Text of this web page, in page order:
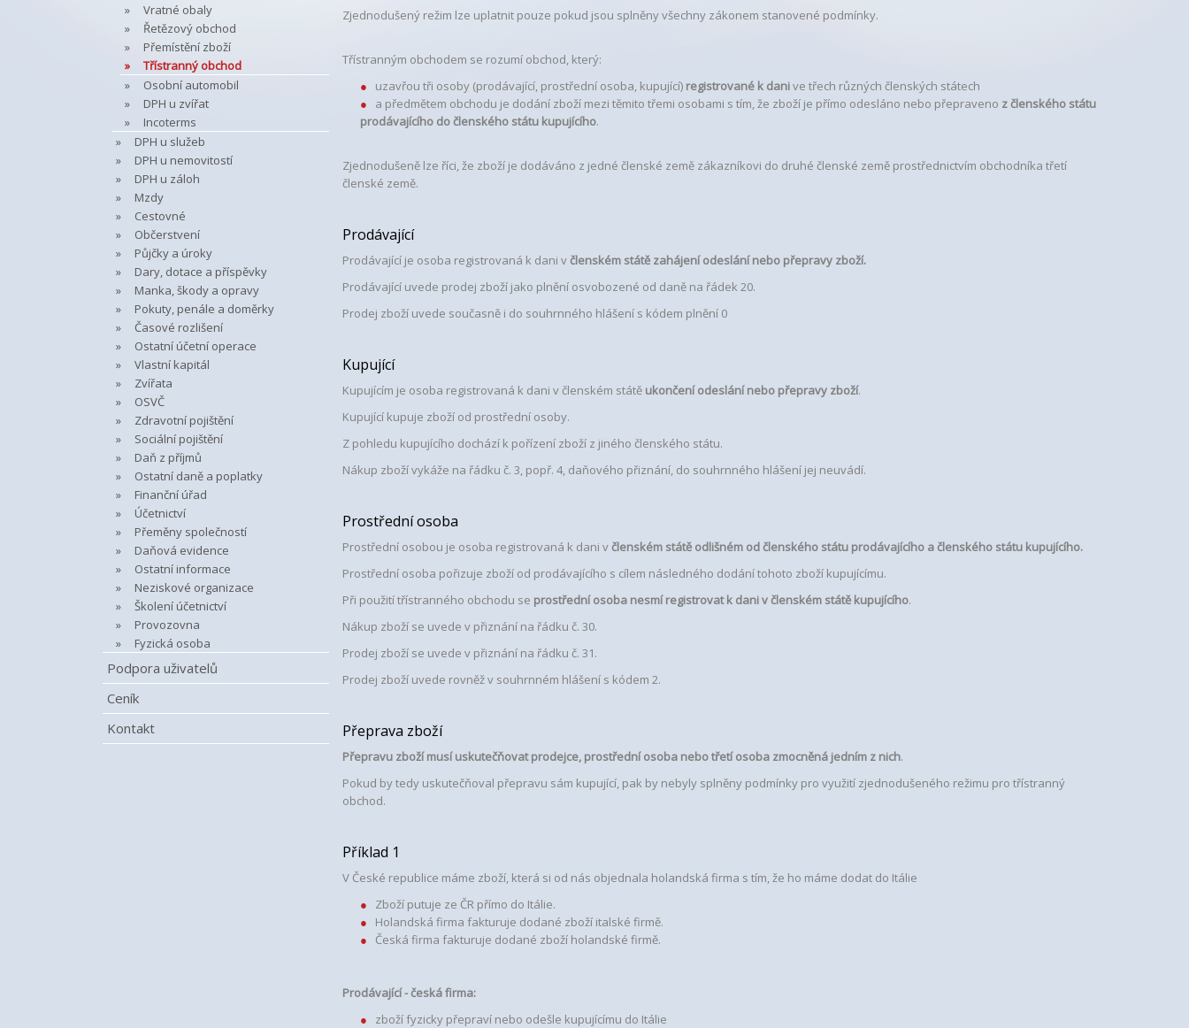
Vratné obaly
Řetězový obchod
Přemístění zboží
Třístranný obchod
Osobní automobil
DPH u zvířat
Incoterms
DPH u služeb
DPH u nemovitostí
DPH u záloh
Mzdy
Cestovné
Občerstvení
Půjčky a úroky
Dary, dotace a příspěvky
Manka, škody a opravy
Pokuty, penále a doměrky
Časové rozlišení
Ostatní účetní operace
Vlastní kapitál
Zvířata
OSVČ
Zdravotní pojištění
Sociální pojištění
Daň z příjmů
Ostatní daně a poplatky
Finanční úřad
Účetnictví
Přeměny společností
Daňová evidence
Ostatní informace
Neziskové organizace
Školení účetnictví
Provozovna
Fyzická osoba
Podpora uživatelů
Ceník
Kontakt
Zjednodušený režim lze uplatnit pouze pokud jsou splněny všechny zákonem stanovené podmínky.
Třístranným obchodem se rozumí obchod, který:
uzavřou tři osoby (prodávající, prostřední osoba, kupující) registrované k danive třech různých členských státech
a předmětem obchodu je dodání zboží mezi těmito třemi osobami s tím, že zboží je přímo odesláno nebo přepraveno z členského státu
prodávajícího do členského státu kupujícího.
Zjednodušeně lze říci, že zboží je dodáváno z jedné členské země zákazníkovi do druhé členské země prostřednictvím obchodníka třetí
členské země.
Prodávající
Prodávající je osoba registrovaná k dani včlenském státě zahájení odeslání nebo přepravy zboží.
Prodávající uvede prodej zboží jako plnění osvobozené od daně na řádek 20.
Prodej zboží uvede současně i do souhrnného hlášení s kódem plnění 0
Kupující
Kupujícím je osoba registrovaná k dani v členském státě ukončení odeslání nebo přepravy zboží.
Kupující kupuje zboží od prostřední osoby.
Z pohledu kupujícího dochází k pořízení zboží z jiného členského státu.
Nákup zboží vykáže na řádku č. 3, popř. 4, daňového přiznání, do souhrnného hlášení jej neuvádí.
Prostřední osoba
Prostřední osobou je osoba registrovaná k dani včlenském státě odlišném od členského státu prodávajícího a členského státu kupujícího.
Prostřední osoba pořizuje zboží od prodávajícího s cílem následného dodání tohoto zboží kupujícímu.
Při použití třístranného obchodu se prostřední osoba nesmí registrovat k dani v členském státě kupujícího.
Nákup zboží se uvede v přiznání na řádku č. 30.
Prodej zboží se uvede v přiznání na řádku č. 31.
Prodej zboží uvede rovněž v souhrnném hlášení s kódem 2.
Přeprava zboží
Přepravu zboží musí uskutečňovat prodejce, prostřední osoba nebo třetí osoba zmocněná jedním z nich.
Pokud by tedy uskutečňoval přepravu sám kupující, pak by nebyly splněny podmínky pro využití zjednodušeného režimu pro třístranný
obchod.
Příklad 1
V České republice máme zboží, která si od nás objednala holandská firma s tím, že ho máme dodat do Itálie
Zboží putuje ze ČR přímo do Itálie.
Holandská firma fakturuje dodané zboží italské firmě.
Česká firma fakturuje dodané zboží holandské firmě.
Prodávající - česká firma:
zboží fyzicky přepraví nebo odešle kupujícímu do Itálie